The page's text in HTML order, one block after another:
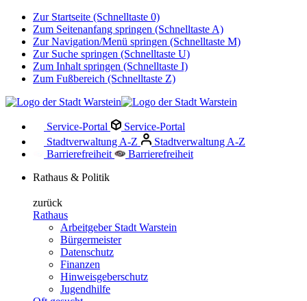
Zur Startseite (Schnelltaste 0)
Zum Seitenanfang springen (Schnelltaste A)
Zur Navigation/Menü springen (Schnelltaste M)
Zur Suche springen (Schnelltaste U)
Zum Inhalt springen (Schnelltaste I)
Zum Fußbereich (Schnelltaste Z)
Service-Portal
Service-Portal
Stadtverwaltung A-Z
Stadtverwaltung A-Z
Barrierefreiheit
Barrierefreiheit
Rathaus & Politik
zurück
Rathaus
Arbeitgeber Stadt Warstein
Bürgermeister
Datenschutz
Finanzen
Hinweisgeberschutz
Jugendhilfe